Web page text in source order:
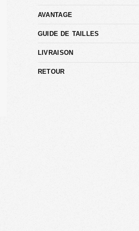
AVANTAGE
GUIDE DE TAILLES
LIVRAISON
RETOUR